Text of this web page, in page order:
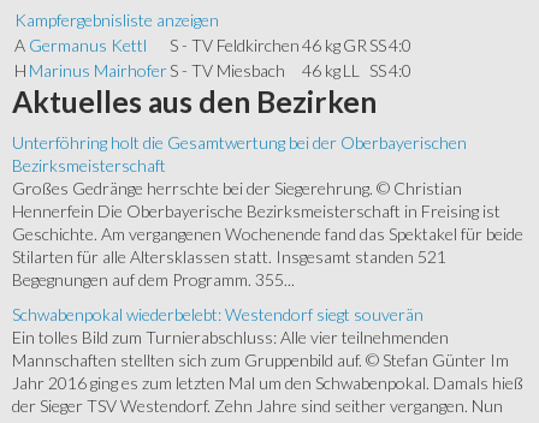
Kampfergebnisliste anzeigen
A Germanus Kettl S - TV Feldkirchen46 kgGR SS4:0
H Marinus MairhoferS - TV Miesbach 46 kgLL SS4:0
Aktuelles aus den Bezirken
Unterföhring holt die Gesamtwertung bei der Oberbayerischen
Bezirksmeisterschaft
Großes Gedränge herrschte bei der Siegerehrung. © Christian
Hennerfein Die Oberbayerische Bezirksmeisterschaft in Freising ist
Geschichte. Am vergangenen Wochenende fand das Spektakel für beide
Stilarten für alle Altersklassen statt. Insgesamt standen 521
Begegnungen auf dem Programm. 355...
Schwabenpokal wiederbelebt: Westendorf siegt souverän
Ein tolles Bild zum Turnierabschluss: Alle vier teilnehmenden
Mannschaften stellten sich zum Gruppenbild auf. © Stefan Günter Im
Jahr 2016 ging es zum letzten Mal um den Schwabenpokal. Damals hieß
der Sieger TSV Westendorf. Zehn Jahre sind seither vergangen. Nun